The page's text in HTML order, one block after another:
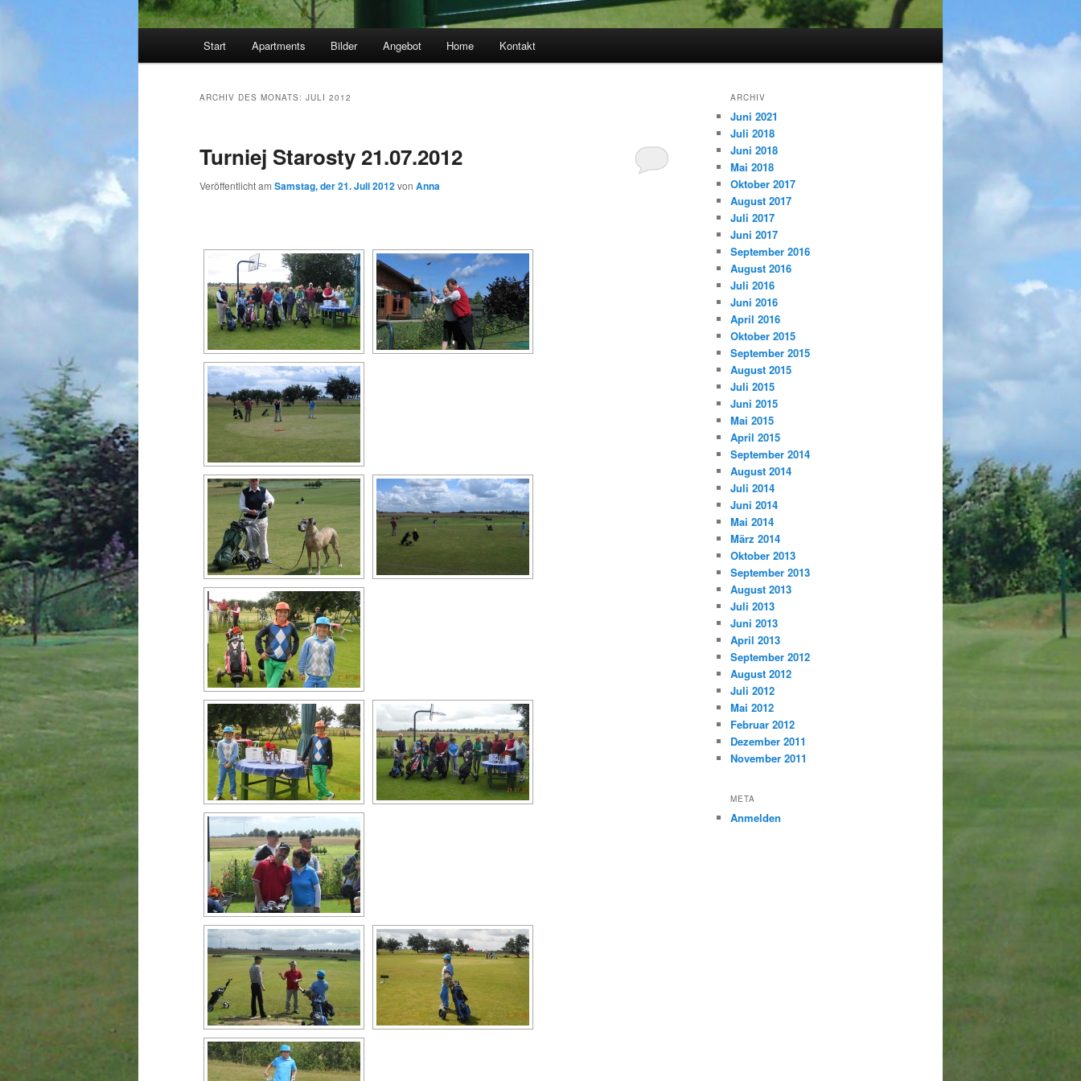
Start Apartments Bilder Angebot Home Kontakt
ARCHIV DES MONATS: JULI 2012
Turniej Starosty 21.07.2012
Veröffentlicht am Samstag, der 21. Juli 2012von Anna
ARCHIV
Juni 2021
Juli 2018
Juni 2018
Mai 2018
Oktober 2017
August 2017
Juli 2017
Juni 2017
September 2016
August 2016
Juli 2016
Juni 2016
April 2016
Oktober 2015
September 2015
August 2015
Juli 2015
Juni 2015
Mai 2015
April 2015
September 2014
August 2014
Juli 2014
Juni 2014
Mai 2014
März 2014
Oktober 2013
September 2013
August 2013
Juli 2013
Juni 2013
April 2013
September 2012
August 2012
Juli 2012
Mai 2012
Februar 2012
Dezember 2011
November 2011
META
Anmelden